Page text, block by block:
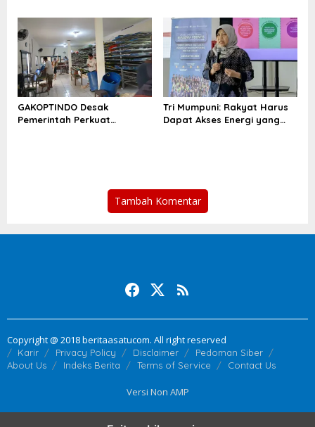
Politik
GAKOPTINDO Desak
Pemerintah Perkuat
Tri Mumpuni: Rakyat Harus
Dapat Akses Energi yang
Tambah Komentar
Copyright @ 2018 beritaasatucom. All right reserved
Karir Privacy Policy Disclaimer
Pedoman Siber
About Us
Indeks Berita Terms of Service Contact Us
Versi Non AMP